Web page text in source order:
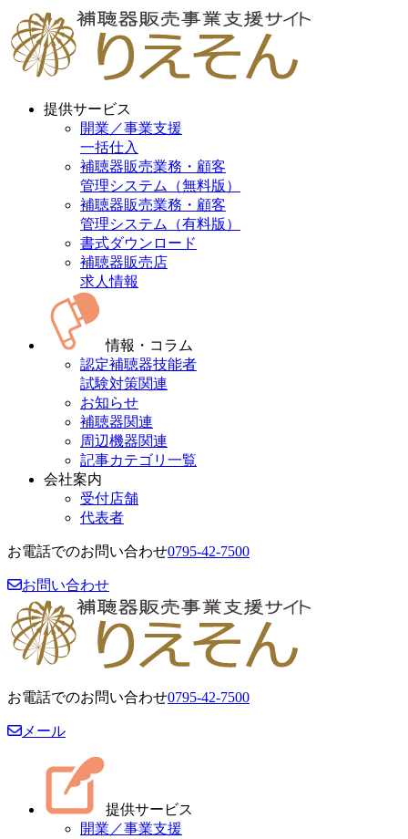
提供サービス
開業／事業支援
一括仕入
補聴器販売業務・顧客
管理システム（無料版）
補聴器販売業務・顧客
管理システム（有料版）
書式ダウンロード
補聴器販売店
求人情報
情報・コラム
認定補聴器技能者
試験対策関連
お知らせ
補聴器関連
周辺機器関連
記事カテゴリ一覧
会社案内
受付店舗
代表者
お電話でのお問い合わせ0795-42-7500
お問い合わせ
お電話でのお問い合わせ0795-42-7500
メール
提供サービス
開業／事業支援